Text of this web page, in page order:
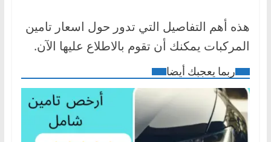
هذه أهم التفاصيل التي تدور حول اسعار تامين
المركبات يمكنك أن تقوم بالاطلاع عليها الآن.
ربما يعجبك أيضا